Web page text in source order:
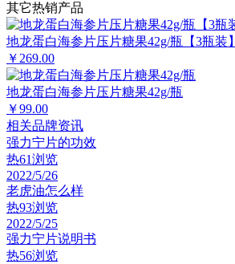
其它热销产品
地龙蛋白海参片压片糖果42g/瓶【3瓶装】
￥269.00
地龙蛋白海参片压片糖果42g/瓶
￥99.00
相关品牌资讯
强力宁片的功效
热61浏览
2022/5/26
老虎油怎么样
热93浏览
2022/5/25
强力宁片说明书
热56浏览